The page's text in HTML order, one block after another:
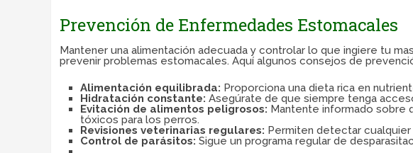
Prevención de Enfermedades Estomacales
Mantener una alimentación adecuada y controlar lo que ingiere tu
prevenir problemas estomacales. Aquí algunos consejos de
Alimentación equilibrada: Proporciona una dieta rica en
Hidratación constante: Asegúrate de que siempre tenga
Evitación de alimentos peligrosos: Mantente informado sobre
tóxicos para los perros.
Revisiones veterinarias regulares: Permiten detectar
Control de parásitos: Sigue un programa regular de